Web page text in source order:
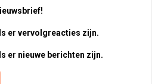
er vervolgreacties zijn.
er nieuwe berichten zijn.